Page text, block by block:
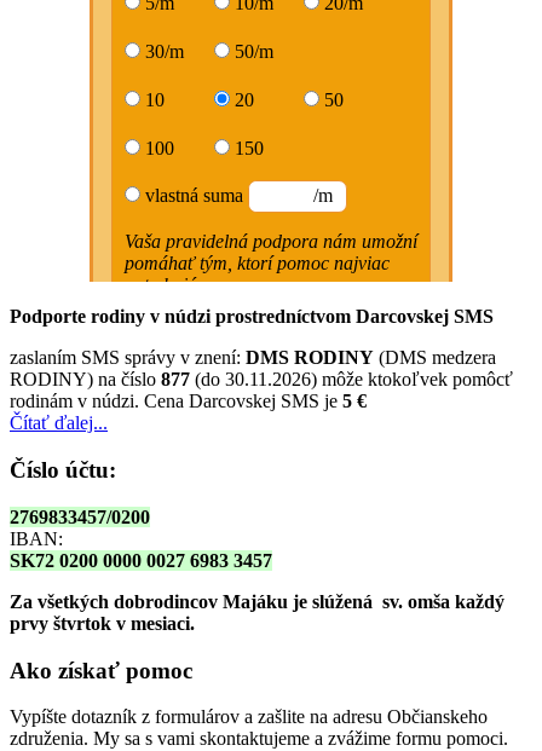
Podporte rodiny v núdzi prostredníctvom Darcovskej SMS
zaslaním SMS správy v znení: DMS RODINY (DMS medzera
RODINY) na číslo 877 (do 30.11.2026) môže ktokoľvek pomôcť
rodinám v núdzi. Cena Darcovskej SMS je 5 €
Čítať ďalej...
Číslo účtu:
2769833457/0200
IBAN:
SK72 0200 0000 0027 6983 3457
Za všetkých dobrodincov Majáku je slúžená sv. omša každý
prvy štvrtok v mesiaci.
Ako získať pomoc
Vypíšte dotazník z formulárov a zašlite na adresu Občianskeho
združenia. My sa s vami skontaktujeme a zvážime formu pomoci.